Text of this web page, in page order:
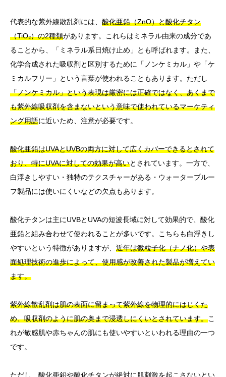
代表的な紫外線散乱剤には、 酸化亜鉛（ZnO）と酸化チタン
（TiO₂）の2種類があります。これらはミネラル由来の成分であ
ることから、「ミネラル系日焼け止め」とも呼ばれます。また、
化学合成された吸収剤と区別するために「ノンケミカル」や「ケ
ミカルフリー」という言葉が使われることもあります。ただし
「ノンケミカル」という表現は厳密には正確ではなく、あくまで
も紫外線吸収剤を含まないという意味で使われているマーケティ
ング用語に近いため、注意が必要です。
酸化亜鉛はUVAとUVBの両方に対して広くカバーできるとされて
おり、特にUVAに対しての効果が高いとされています。一方で、
白浮きしやすい・独特のテクスチャーがある・ウォータープルー
フ製品には使いにくいなどの欠点もあります。
酸化チタンは主にUVBとUVAの短波長域に対して効果的で、酸化
亜鉛と組み合わせて使われることが多いです。こちらも白浮きし
やすいという特徴がありますが、 近年は微粒子化（ナノ化）や表
面処理技術の進歩によって、使用感が改善された製品が増えてい
ます。
紫外線散乱剤は肌の表面に留まって紫外線を物理的にはじくた
め、吸収剤のように肌の奥まで浸透しにくいとされています。こ
れが敏感肌や赤ちゃんの肌にも使いやすいといわれる理由の一つ
です。
ただし、酸化亜鉛や酸化チタンが絶対に肌刺激を起こさないとい